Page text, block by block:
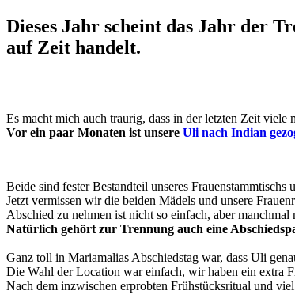
Dieses Jahr scheint das Jahr der
auf Zeit handelt.
Es macht mich auch traurig, dass in der letzten Zeit
Vor ein paar Monaten ist unsere Uli nach Indian
Beide sind fester Bestandteil unseres
Jetzt vermissen wir die beiden Mädels und unsere
Abschied zu nehmen ist nicht so einfach, aber
Natürlich gehört zur Trennung auch eine
Ganz toll in Mariamalias Abschiedstag war, dass Uli
Die Wahl der Location war einfach, wir haben ein extra
Nach dem inzwischen erprobten Frühstücksritual und